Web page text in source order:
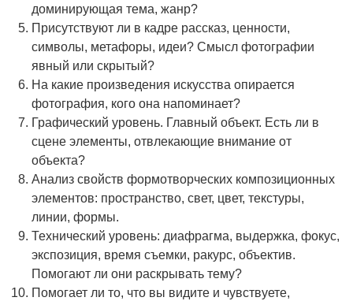
доминирующая тема, жанр?
Присутствуют ли в кадре рассказ, ценности,
символы, метафоры, идеи? Смысл фотографии
явный или скрытый?
На какие произведения искусства опирается
фотография, кого она напоминает?
Графический уровень. Главный объект. Есть ли в
сцене элементы, отвлекающие внимание от
объекта?
Анализ свойств формотворческих композиционных
элементов: пространство, свет, цвет, текстуры,
линии, формы.
Технический уровень: диафрагма, выдержка, фокус,
экспозиция, время съемки, ракурс, объектив.
Помогают ли они раскрывать тему?
Помогает ли то, что вы видите и чувствуете,